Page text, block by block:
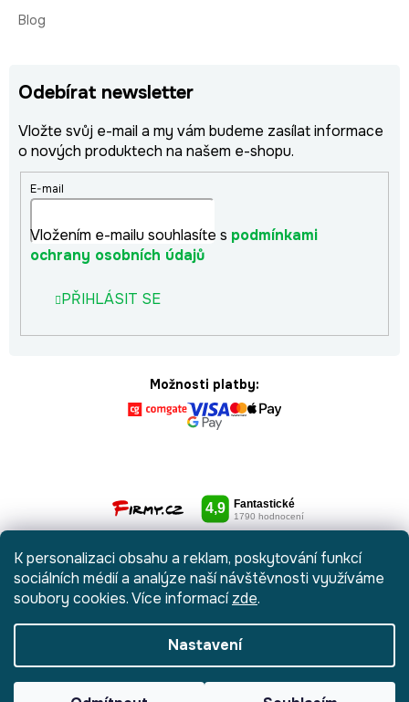
K personalizaci obsahu a reklam, poskytování funkcí
sociálních médií a analýze naší návštěvnosti využíváme
soubory cookies. Více informacízde.
Nastavení
Blog
Odebírat newsletter
Vložte svůj e-mail a my vám budeme zasílat informace
o nových produktech na našem e-shopu.
E-mail
Vložením e-mailu souhlasíte s podmínkami
ochrany osobních údajů
PŘIHLÁSIT SE
Možnosti platby: